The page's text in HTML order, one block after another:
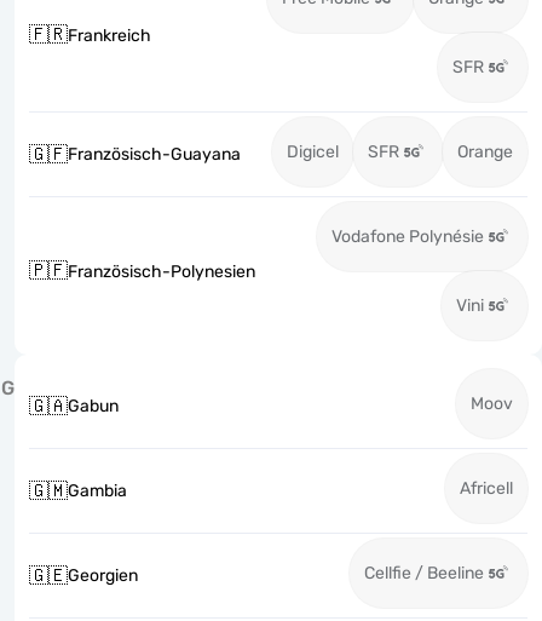
🇫🇷Frankreich
SFR
🇬🇫Französisch-Guayana Digicel SFR Orange
🇵🇫Französisch-Polynesien
Vodafone Polynésie
Vini
G
🇬🇦Gabun Moov
🇬🇲Gambia Africell
🇬🇪Georgien Cellfie / Beeline